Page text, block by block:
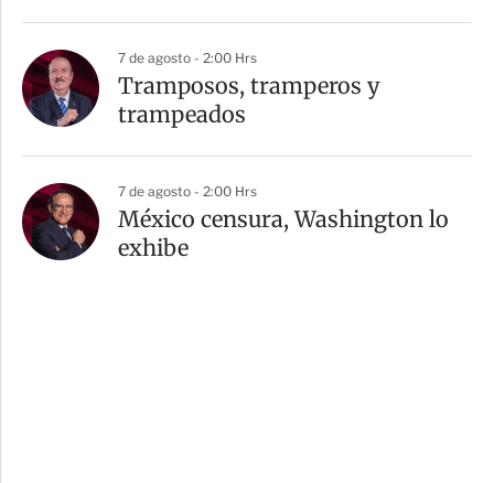
7 de agosto - 2:00 Hrs
Tramposos, tramperos y
trampeados
7 de agosto - 2:00 Hrs
México censura, Washington lo
exhibe